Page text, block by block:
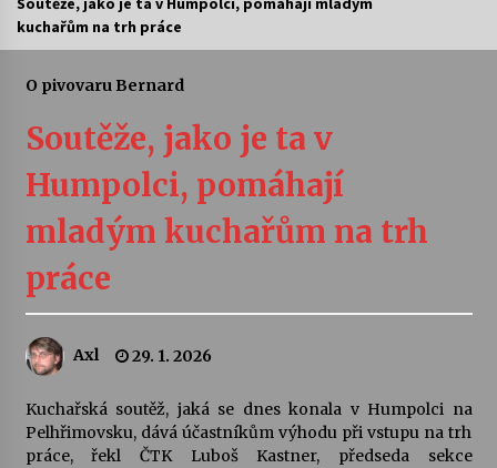
4. 8. 2026
Vernisáž výstavy Josefíny Duškové: Stávám se
kapkou
30. 7. 2026
Veselí muzikanti
šedesátka: 28. 7.–1. 8. 2026
Letní koncerty ve Stromovce: Kolchoz a
Jenakaši
kuchařům na trh práce
O pivovaru Bernard
Soutěže, jako je ta v
Humpolci, pomáhají
mladým kuchařům na trh
práce
Axl 29. 1. 2026
Kuchařská soutěž, jaká se dnes konala v Humpolci na
Pelhřimovsku, dává účastníkům výhodu při vstupu na trh
práce, řekl ČTK Luboš Kastner, předseda sekce